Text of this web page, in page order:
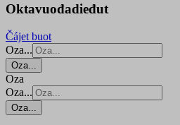
Oktavuođadieđut
Čájet buot
Oza...
Oza...
Oza
Oza...
Oza...